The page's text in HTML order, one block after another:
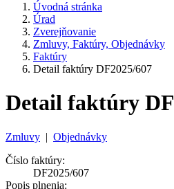
Úvodná stránka
Úrad
Zverejňovanie
Zmluvy, Faktúry, Objednávky
Faktúry
Detail faktúry DF2025/607
Detail faktúry
Zmluvy | Objednávky
Číslo faktúry:
DF2025/607
Popis plnenia: